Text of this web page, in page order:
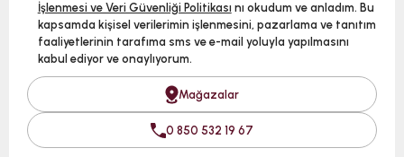
İşlenmesi ve Veri Güvenliği Politikası nı okudum ve anladım. Bu
kapsamda kişisel verilerimin işlenmesini, pazarlama ve tanıtım
faaliyetlerinin tarafıma sms ve e-mail yoluyla yapılmasını
kabul ediyor ve onaylıyorum.
Mağazalar
0 850 532 19 67